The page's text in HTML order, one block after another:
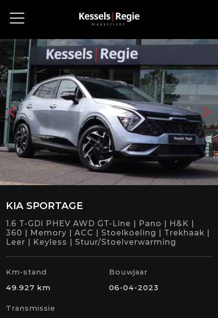
KIA SPORTAGE
1.6 T-GDi PHEV AWD GT-Line | Pano | H&K |
360 | Memory | ACC | Stoelkoeling | Trekhaak |
Leer | Keyless | Stuur/Stoelverwarming
Km-stand
49.927 km
Bouwjaar
06-04-2023
Transmissie